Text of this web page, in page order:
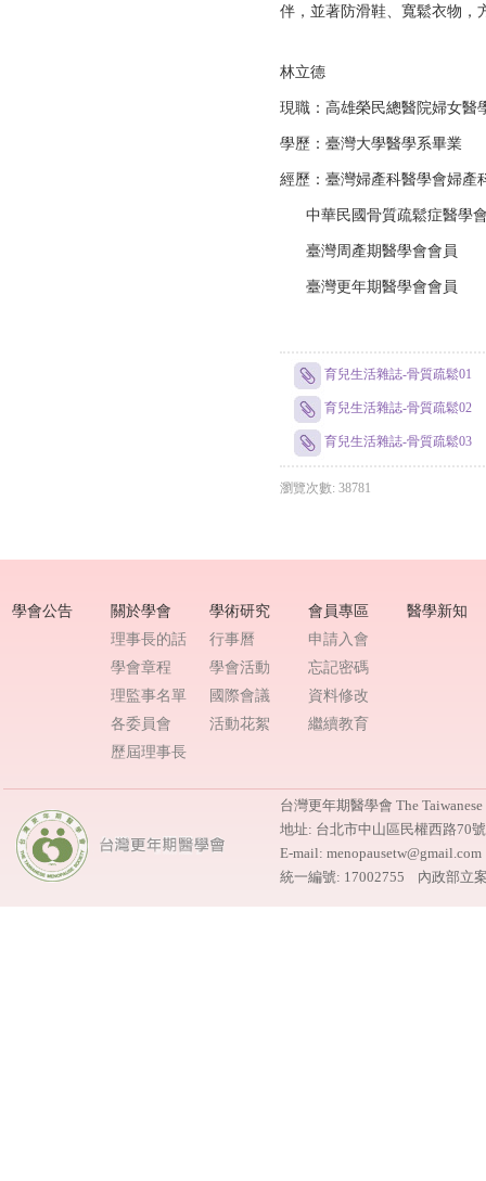
伴，並著防滑鞋、寬鬆衣物，
林立德
現職：高雄榮民總醫院婦女醫
學歷：臺灣大學醫學系畢業
經歷：臺灣婦產科醫學會婦產
中華民國骨質疏鬆症醫學
臺灣周產期醫學會會員
臺灣更年期醫學會會員
育兒生活雜誌-骨質疏鬆01
育兒生活雜誌-骨質疏鬆02
育兒生活雜誌-骨質疏鬆03
瀏覽次數: 38781
學會公告
關於學會
理事長的話
學會章程
理監事名單
各委員會
歷屆理事長
學術研究
行事曆
學會活動
國際會議
活動花絮
會員專區
申請入會
忘記密碼
資料修改
繼續教育
醫學新知
台灣更年期醫學會 The
地址: 台北市中山區民權西路70
E-mail:
統一編號: 17002755 內政部立